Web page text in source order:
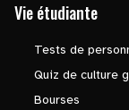
Vie étudiante
Tests de
Quiz de culture
Bourses